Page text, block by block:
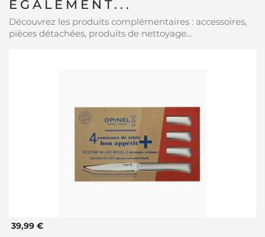
ÉGALEMENT...
Découvrez les produits complémentaires : accessoires,
pièces détachées, produits de nettoyage...
39,99 €